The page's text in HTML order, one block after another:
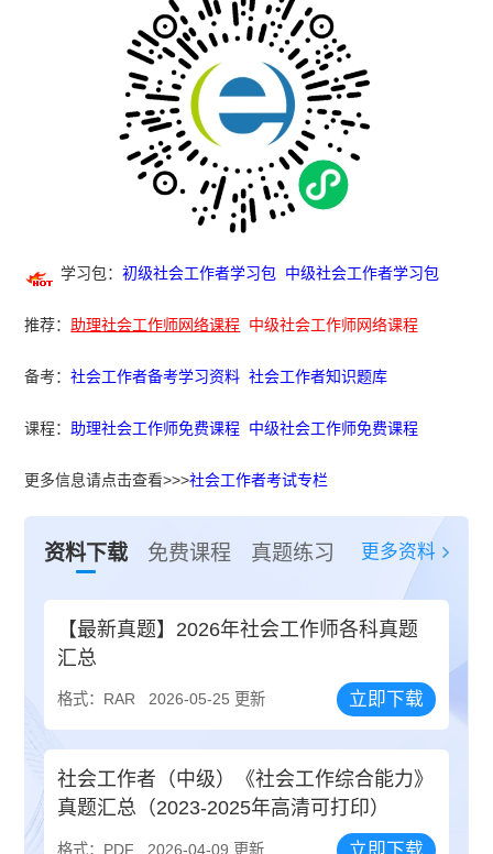
学习包：初级社会工作者学习包 中级社会工作者学习包
推荐： 助理社会工作师网络课程 中级社会工作师网络课程
备考：社会工作者备考学习资料 社会工作者知识题库
课程： 助理社会工作师免费课程 中级社会工作师免费课程
更多信息请点击查看>>>社会工作者考试专栏
资料下载 免费课程 真题练习 更多资料
【最新真题】2026年社会工作师各科真题
汇总
格式：RAR 2026-05-25 更新 立即下载
社会工作者（中级）《社会工作综合能力》
真题汇总（2023-2025年高清可打印）
格式：PDF 2026-04-09 更新 立即下载